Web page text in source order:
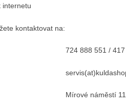
internetu
kontaktovat na:
724 888 551 /
Mírové náměstí